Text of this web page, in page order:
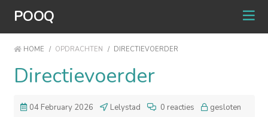
POOQ
HOME / OPDRACHTEN / DIRECTIEVOERDER
Directievoerder
04 February 2026 Lelystad 0 reacties
gesloten